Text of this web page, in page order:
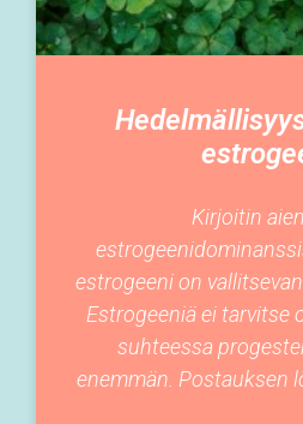
Kirjoitin
estrogeeni on
Estrogeeniä ei tarvitse
suhteessa
enemmän. Postauksen